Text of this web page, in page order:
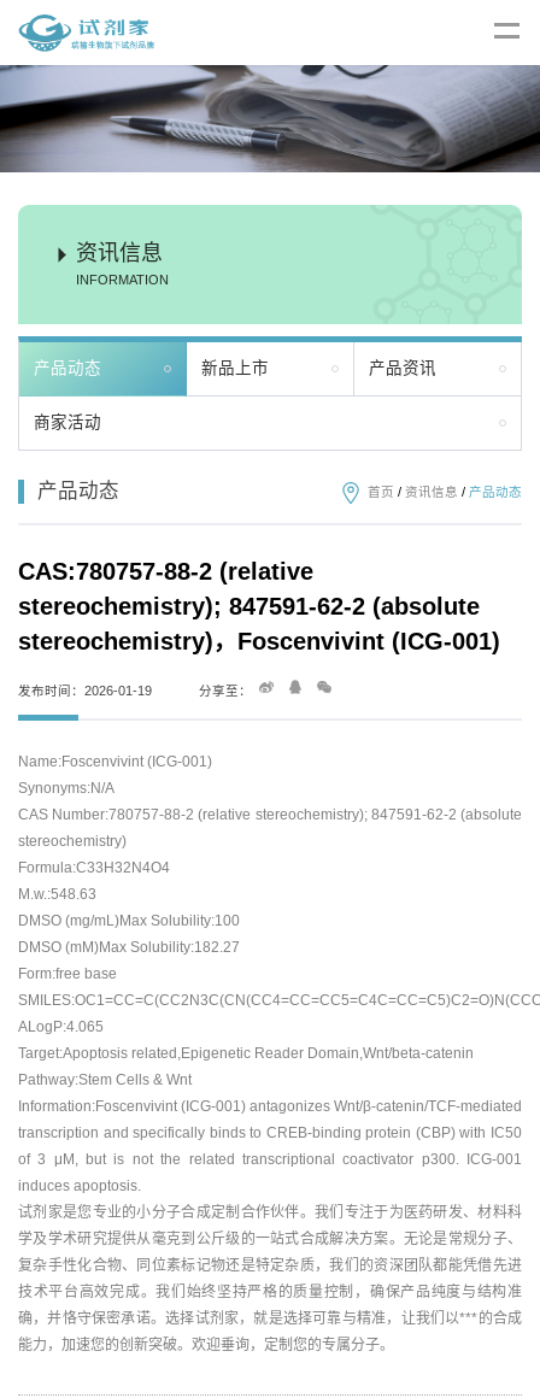
资讯信息
INFORMATION
产品动态 新品上市 产品资讯
商家活动
产品动态 首页 / 资讯信息 / 产品动态
CAS:780757-88-2 (relative
stereochemistry); 847591-62-2 (absolute
stereochemistry)，Foscenvivint (ICG-001)
发布时间：2026-01-19 分享至：
Name:Foscenvivint (ICG-001)
Synonyms:N/A
CAS Number:780757-88-2 (relative stereochemistry); 847591-62-2 (absolute
stereochemistry)
Formula:C33H32N4O4
M.w.:548.63
DMSO (mg/mL)Max Solubility:100
DMSO (mM)Max Solubility:182.27
Form:free base
ALogP:4.065
Target:Apoptosis related,Epigenetic Reader Domain,Wnt/beta-catenin
Pathway:Stem Cells & Wnt
Information:Foscenvivint (ICG-001) antagonizes Wnt/β-catenin/TCF-mediated
transcription and specifically binds to CREB-binding protein (CBP) with IC50
of 3 μM, but is not the related transcriptional coactivator p300. ICG-001
induces apoptosis.
试剂家是您专业的小分子合成定制合作伙伴。我们专注于为医药研发、材料科
学及学术研究提供从毫克到公斤级的一站式合成解决方案。无论是常规分子、
复杂手性化合物、同位素标记物还是特定杂质，我们的资深团队都能凭借先进
技术平台高效完成。我们始终坚持严格的质量控制，确保产品纯度与结构准
确，并恪守保密承诺。选择试剂家，就是选择可靠与精准，让我们以***的合成
能力，加速您的创新突破。欢迎垂询，定制您的专属分子。